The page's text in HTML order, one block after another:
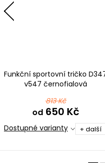
Funkční sportovní tričko
v547 černofialová
813 Kč
od650 Kč
Dostupné varianty + další